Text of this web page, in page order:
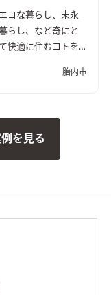
コな暮らし、末永
らし、など奇にと
快適に住むコトを
胎内市
を見る